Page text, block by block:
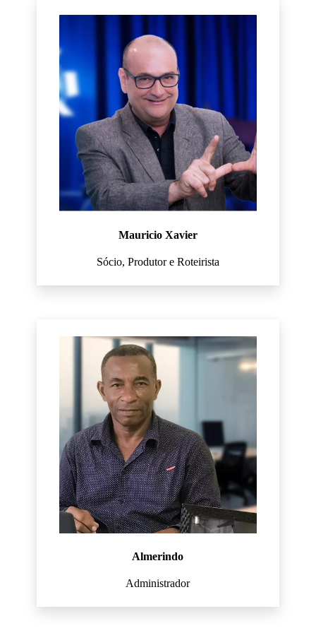
Mauricio Xavier
Sócio, Produtor e Roteirista
Almerindo
Administrador